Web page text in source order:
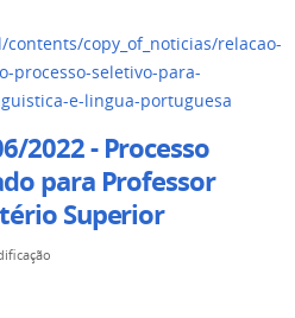
copy_of_noticias/relacao-
processo-seletivo-para-
e-lingua-portuguesa
2022 - Processo
para Professor
Superior